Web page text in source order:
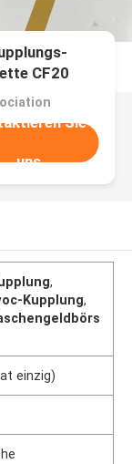
CF20
Sie
uns
,
Kupplung,
einzig)